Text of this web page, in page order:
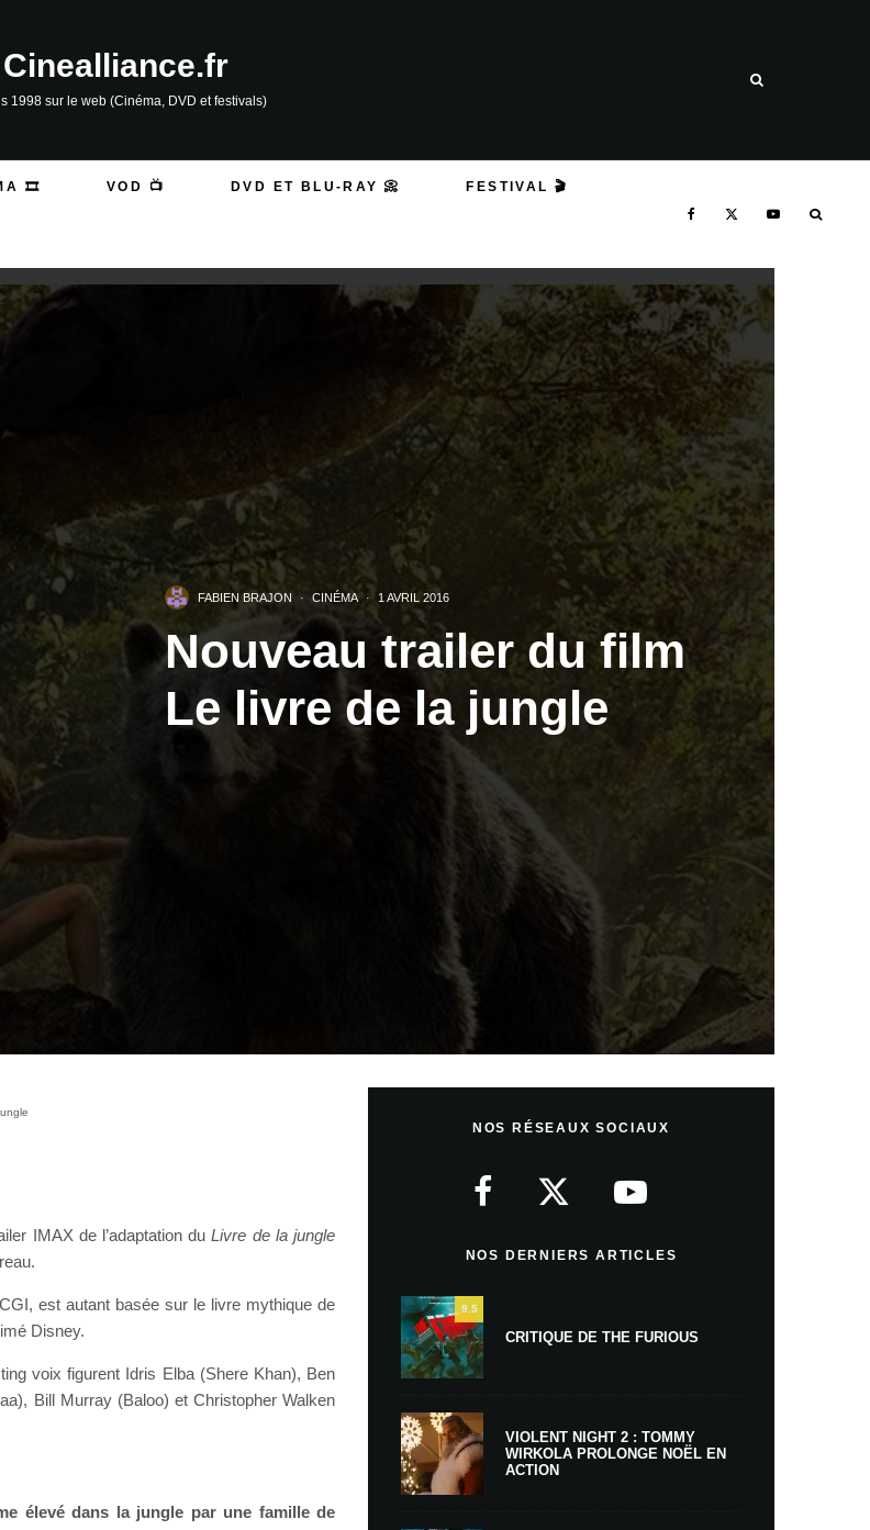
Cinealliance.fr
1998 sur le web (Cinéma, DVD et festivals)
🎞️ VOD 📺 DVD ET BLU-RAY 📀 FESTIVAL 🎬
FABIEN BRAJON · CINÉMA · 1 AVRIL 2016
Nouveau trailer du film
Le livre de la jungle
IMAX de l’adaptation duLivre de la jungle
est autant basée sur le livre mythique de
Disney.
voix figurent Idris Elba (Shere Khan), Ben
Bill Murray (Baloo) et Christopher Walken
élevé dans la jungle par une famille de
NOS RÉSEAUX SOCIAUX
NOS DERNIERS ARTICLES
9.5
CRITIQUE DE THE FURIOUS
VIOLENT NIGHT 2 : TOMMY
WIRKOLA PROLONGE NOËL EN
ACTION